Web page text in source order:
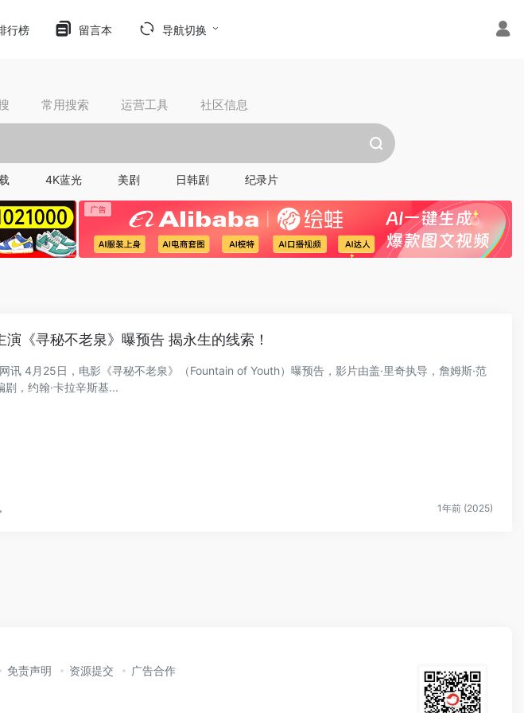
行榜 留言本 导航切换
常用搜索 运营工具 社区信息
4K蓝光 美剧 日韩剧 纪录片
演《寻秘不老泉》曝预告 揭永生的线索！
讯 4月25日，电影《寻秘不老泉》（Fountain of Youth）曝预告，影片由盖·里奇执导，詹姆斯·范
剧，约翰·卡拉辛斯基...
1年前 (2025)
免责声明 资源提交 广告合作